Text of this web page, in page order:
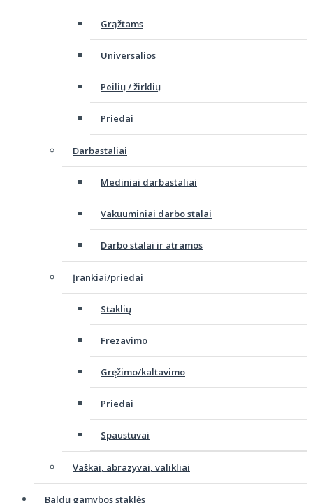
Grąžtams
Universalios
Peilių / žirklių
Priedai
Darbastaliai
Mediniai darbastaliai
Vakuuminiai darbo stalai
Darbo stalai ir atramos
Įrankiai/priedai
Staklių
Frezavimo
Gręžimo/kaltavimo
Priedai
Spaustuvai
Vaškai, abrazyvai, valikliai
Baldų gamybos staklės